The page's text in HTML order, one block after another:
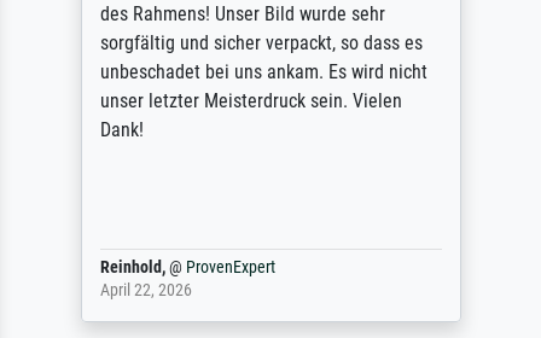
des Rahmens! Unser Bild wurde sehr
sorgfältig und sicher verpackt, so dass es
unbeschadet bei uns ankam. Es wird nicht
unser letzter Meisterdruck sein. Vielen
Dank!
Reinhold,@ ProvenExpert
April 22, 2026